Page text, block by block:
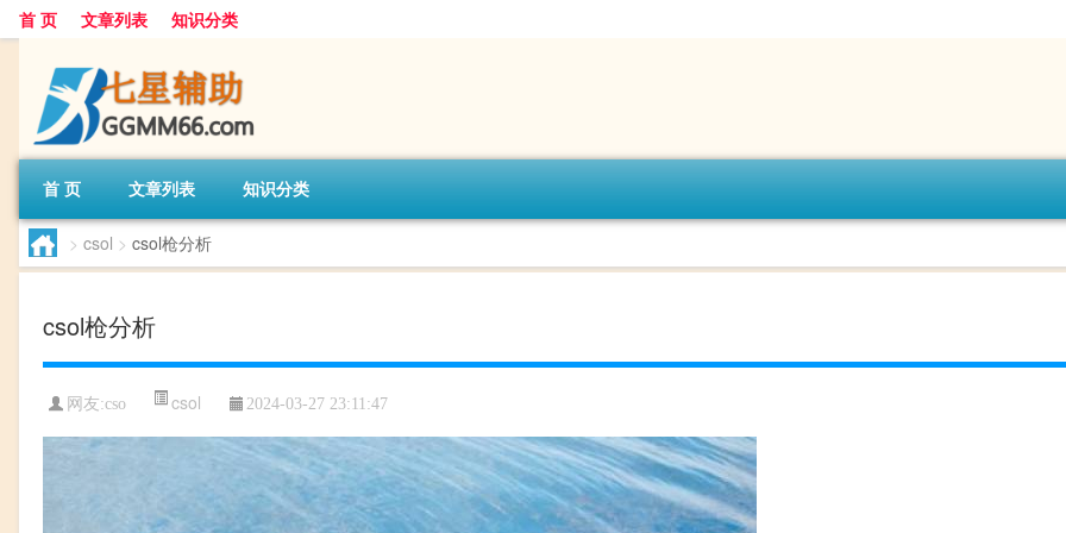
首 页 文章列表 知识分类
首 页 文章列表 知识分类
> csol > csol枪分析
csol枪分析
网友:cso csol 2024-03-27 23:11:47